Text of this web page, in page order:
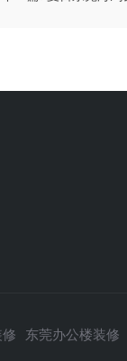
东莞办公楼装修